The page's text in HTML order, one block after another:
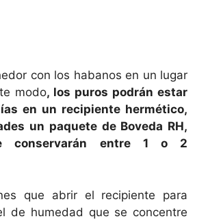
con los habanos en un lugar
modo, los puros podrán estar
en un recipiente hermético,
un paquete de Boveda RH,
conservarán entre 1 o 2
que abrir el recipiente para
de humedad que se concentre